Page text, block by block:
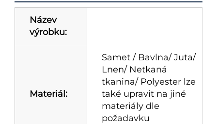
Název
výrobku:
Materiál:
Samet / Bavlna/ Juta/
Lnen/ Netkaná
tkanina/ Polyester lze
také upravit na jiné
materiály dle
požadavku